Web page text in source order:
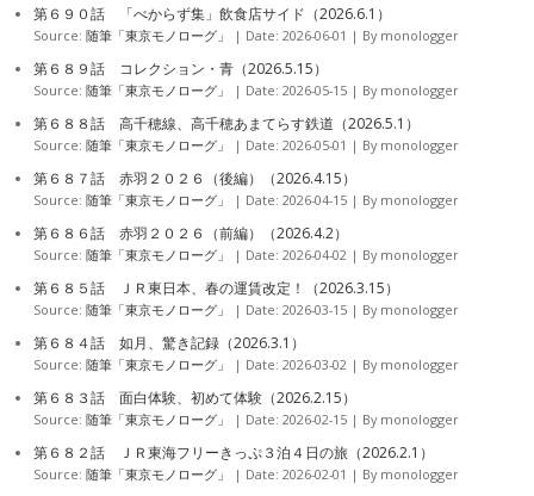
第６９０話 「べからず集」飲食店サイド（2026.6.1）
Source: 随筆「東京モノローグ」 Date: 2026-06-01 By monologger
第６８９話 コレクション・青（2026.5.15）
Source: 随筆「東京モノローグ」 Date: 2026-05-15 By monologger
第６８８話 高千穂線、高千穂あまてらす鉄道（2026.5.1）
Source: 随筆「東京モノローグ」 Date: 2026-05-01 By monologger
第６８７話 赤羽２０２６（後編）（2026.4.15）
Source: 随筆「東京モノローグ」 Date: 2026-04-15 By monologger
第６８６話 赤羽２０２６（前編）（2026.4.2）
Source: 随筆「東京モノローグ」 Date: 2026-04-02 By monologger
第６８５話 ＪＲ東日本、春の運賃改定！（2026.3.15）
Source: 随筆「東京モノローグ」 Date: 2026-03-15 By monologger
第６８４話 如月、驚き記録（2026.3.1）
Source: 随筆「東京モノローグ」 Date: 2026-03-02 By monologger
第６８３話 面白体験、初めて体験（2026.2.15）
Source: 随筆「東京モノローグ」 Date: 2026-02-15 By monologger
第６８２話 ＪＲ東海フリーきっぷ３泊４日の旅（2026.2.1）
Source: 随筆「東京モノローグ」 Date: 2026-02-01 By monologger